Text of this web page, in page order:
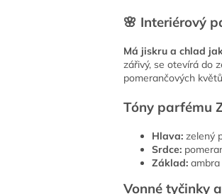
🌸 Interiérový
Má jiskru a chlad
zářivý, se otevírá do
pomerančových
Tóny parfému
Hlava: zelený
Srdce:
Základ:
Vonné tyčinky